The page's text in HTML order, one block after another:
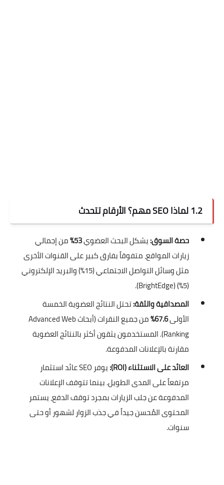
1.2 لماذا SEO مهم؟ الأرقام تتحدث
حصة السوق:يشكل البحث العضوي53% من إجمالي
زيارات المواقع، متفوقاً بفارق كبير على القنوات الأخرى
مثل وسائل التواصل الاجتماعي (15%) والبريد الإلكتروني
(5%) (BrightEdge).
المصداقية والثقة:تحتل النتائج العضوية الخمسة
الأولى67.6%
من جميع النقرات (أبحاث Advanced Web
Ranking). المستخدمون يثقون أكثر بالنتائج العضوية
مقارنة بالإعلانات المدفوعة.
العائد على الاستثناء (ROI):
يوفر SEO عائد استثمار
مرتفعاً على المدى الطويل. بينما تتوقف الإعلانات
المدفوعة عن جلب الزيارات بمجرد توقف الدفع، يستمر
المحتوى المُحسن جيداً في جذب الزوار لشهور أو حتى
سنوات.